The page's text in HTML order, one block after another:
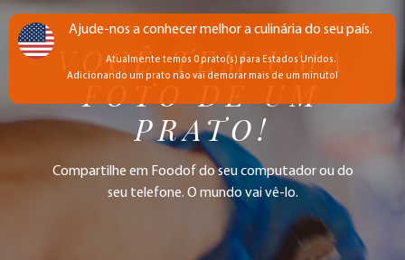
VOCÊ TEM UMA
FOTO DE UM
PRATO!
Compartilhe em Foodof do seu computador ou do
seu telefone. O mundo vai vê-lo.
Ajude-nos a conhecer melhor a culinária do seu país.
Atualmente temos 0 prato(s) para Estados Unidos.
Adicionando um prato não vai demorar mais de um minuto!